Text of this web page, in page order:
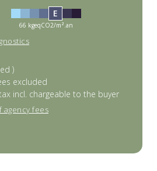
E
66 kgeqCO2/m².an
)
excluded
tax incl. chargeable to the buyer
agency fees